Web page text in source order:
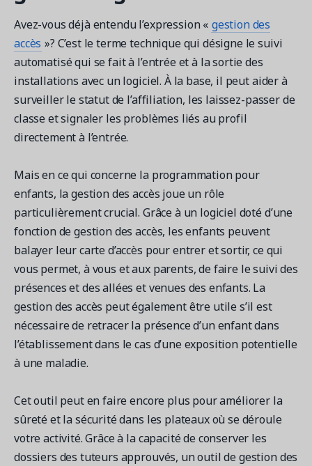
Avez-vous déjà entendu l’expression « gestion des
accès »? C’est le terme technique qui désigne le suivi
automatisé qui se fait à l’entrée et à la sortie des
installations avec un logiciel. À la base, il peut aider à
surveiller le statut de l’affiliation, les laissez-passer de
classe et signaler les problèmes liés au profil
directement à l’entrée.
Mais en ce qui concerne la programmation pour
enfants, la gestion des accès joue un rôle
particulièrement crucial. Grâce à un logiciel doté d’une
fonction de gestion des accès, les enfants peuvent
balayer leur carte d’accès pour entrer et sortir, ce qui
vous permet, à vous et aux parents, de faire le suivi des
présences et des allées et venues des enfants. La
gestion des accès peut également être utile s’il est
nécessaire de retracer la présence d’un enfant dans
l’établissement dans le cas d’une exposition potentielle
à une maladie.
Cet outil peut en faire encore plus pour améliorer la
sûreté et la sécurité dans les plateaux où se déroule
votre activité. Grâce à la capacité de conserver les
dossiers des tuteurs approuvés, un outil de gestion des